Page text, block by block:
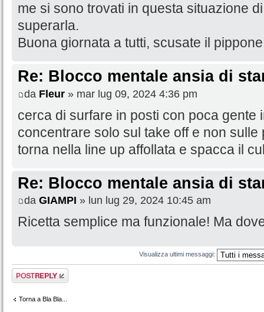
me si sono trovati in questa situazione
superarla.
Buona giornata a tutti, scusate il
Re: Blocco mentale ansia di
da Fleur » mar lug 09, 2024 4:36 pm
cerca di surfare in posti con poca gente
concentrare solo sul take off e non
torna nella line up affollata e spacca il
Re: Blocco mentale ansia di
da GIAMPI » lun lug 29, 2024 10:45 am
Ricetta semplice ma funzionale! Ma
Visualizza ultimi messaggi:
Rispondi al
messaggio
Torna a Bla Bla...